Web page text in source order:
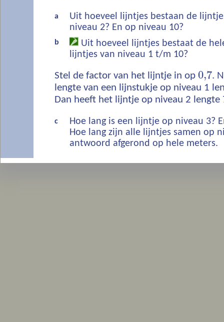
a
Uit hoeveel lijntjes bestaan de
niveau 2? En op niveau 10?
b
Uit hoeveel lijntjes bestaat de
lijntjes van niveau 1 t/m 10?
Stel de factor van het lijntje in op 0,7.
lengte van een lijnstukje op niveau 1
Dan heeft het lijntje op niveau 2 lengte
c
Hoe lang is een lijntje op niveau 3?
Hoe lang zijn alle lijntjes samen op
antwoord afgerond op hele meters.